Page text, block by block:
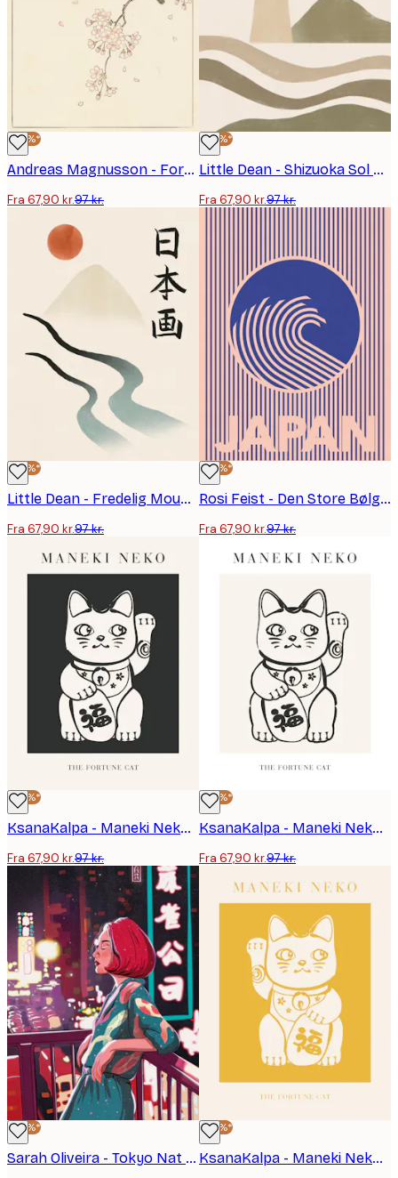
-30%*
Andreas Magnusson - Forårsmåne Fugleblomster Plakat
Fra 67,90 kr.97 kr.
-30%*
Little Dean - Shizuoka Sol og Bølger Plakat
Fra 67,90 kr.97 kr.
-30%*
Little Dean - Fredelig Mount Fuji Flod Plakat
Fra 67,90 kr.97 kr.
-30%*
Rosi Feist - Den Store Bølge fra Japan Plakat
Fra 67,90 kr.97 kr.
-30%*
KsanaKalpa - Maneki Neko Lykkekat No2 Plakat
Fra 67,90 kr.97 kr.
-30%*
KsanaKalpa - Maneki Neko Lykkekat Plakat
Fra 67,90 kr.97 kr.
-30%*
Sarah Oliveira - Tokyo Nat Refleksion Plakat
-30%*
KsanaKalpa - Maneki Neko Lykkekat Plakat